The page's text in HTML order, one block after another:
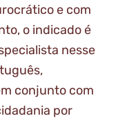
e com
o indicado é
nesse
conjunto com
por